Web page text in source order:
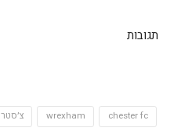
תגובות
chester fc
wrexham צ׳סטר